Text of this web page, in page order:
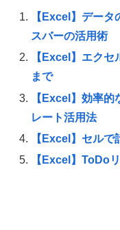
【Excel】デー
スバーの活用術
【Excel】エク
まで
【Excel】効率
レート活用法
【Excel】セル
【Excel】ToDo